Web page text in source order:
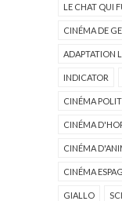
LE CHAT QUI
CINÉMA DE
ADAPTATION
INDICATOR
CINÉMA
CINÉMA
CINÉMA
CINÉMA
GIALLO